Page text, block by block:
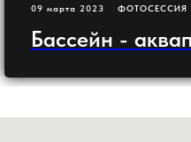
09 марта 2023 ФОТОСЕССИЯ
Бассейн -